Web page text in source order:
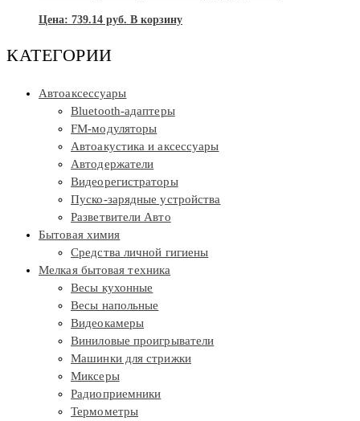
Цена: 739.14 руб. В корзину
КАТЕГОРИИ
Автоаксессуары
Bluetooth-адаптеры
FM-модуляторы
Автоакустика и аксессуары
Автодержатели
Видеорегистраторы
Пуско-зарядные устройства
Разветвители Авто
Бытовая химия
Средства личной гигиены
Мелкая бытовая техника
Весы кухонные
Весы напольные
Видеокамеры
Виниловые проигрыватели
Машинки для стрижки
Миксеры
Радиоприемники
Термометры